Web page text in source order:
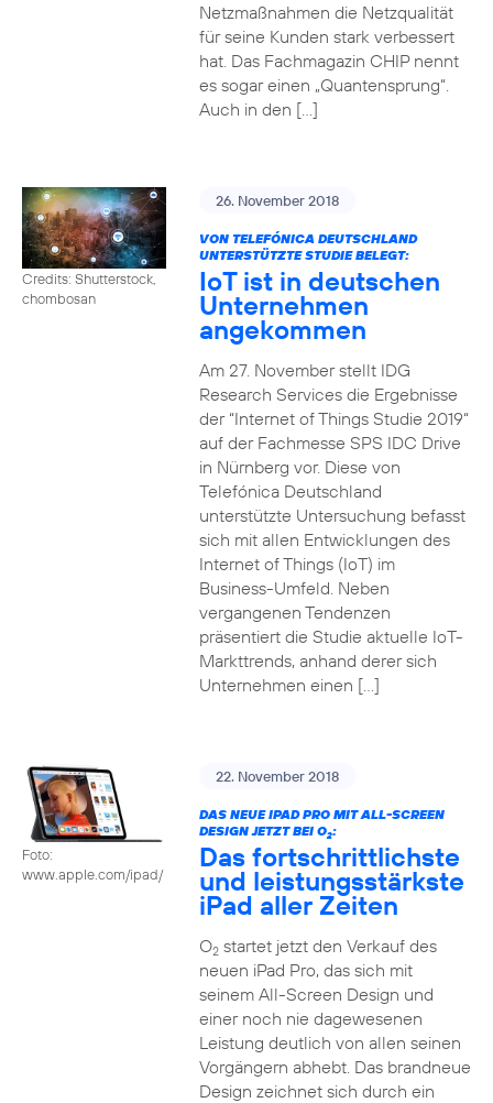
Netzmaßnahmen die Netzqualität
für seine Kunden stark verbessert
hat. Das Fachmagazin CHIP nennt
es sogar einen „Quantensprung“.
Auch in den […]
Credits: Shutterstock,
chombosan
26. November 2018
VON TELEFÓNICA DEUTSCHLAND
UNTERSTÜTZTE STUDIE BELEGT:
IoT ist in deutschen
Unternehmen
angekommen
Am 27. November stellt IDG
Research Services die Ergebnisse
der “Internet of Things Studie 2019“
auf der Fachmesse SPS IDC Drive
in Nürnberg vor. Diese von
Telefónica Deutschland
unterstützte Untersuchung befasst
sich mit allen Entwicklungen des
Internet of Things (IoT) im
Business-Umfeld. Neben
vergangenen Tendenzen
präsentiert die Studie aktuelle IoT-
Markttrends, anhand derer sich
Unternehmen einen […]
Foto:
www.apple.com/ipad/
22. November 2018
DAS NEUE IPAD PRO MIT ALL-SCREEN
DESIGN JETZT BEI O2:
Das fortschrittlichste
und leistungsstärkste
iPad aller Zeiten
O2startet jetzt den Verkauf des
neuen iPad Pro, das sich mit
seinem All-Screen Design und
einer noch nie dagewesenen
Leistung deutlich von allen seinen
Vorgängern abhebt. Das brandneue
Design zeichnet sich durch ein